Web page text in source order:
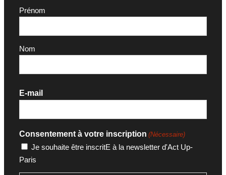
Prénom
Nom
E-mail
Consentement à votre inscription (Nécessaire)
Je souhaite être inscritE à la newsletter d'Act Up-
Paris